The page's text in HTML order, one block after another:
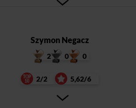
Szymon Negacz
2 0 0
2/2 5,62/6